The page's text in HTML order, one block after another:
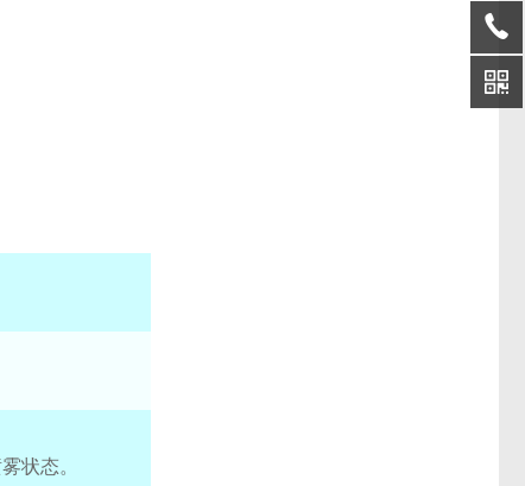
状态。